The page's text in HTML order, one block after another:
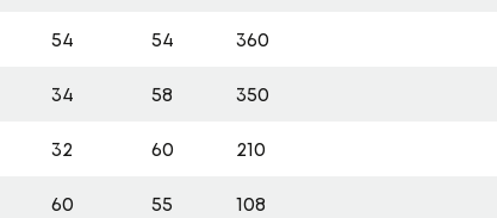
54 54 360
34 58 350
32 60 210
60 55 108